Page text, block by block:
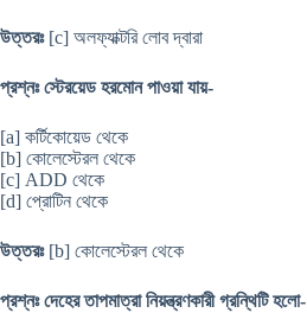
উত্তরঃ [c] অলফ্যাক্টরি লোব দ্বারা
প্রশ্নঃ স্টেরয়েড হরমোন পাওয়া যায়-
[a] কর্টিকোয়েড থেকে
[b] কোলেস্টেরল থেকে
[c] ADD থেকে
[d] প্রোটিন থেকে
উত্তরঃ [b] কোলেস্টেরল থেকে
প্রশ্নঃ দেহের তাপমাত্রা নিয়ন্ত্রণকারী গ্রন্থিটি হলো-